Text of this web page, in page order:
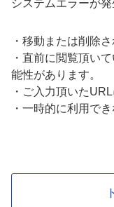
システムエラーが発
・ 移動または削除さ
・ 直前に閲覧頂い
能性があります。
・ ご入力頂いた
・ 一時的に利用でき